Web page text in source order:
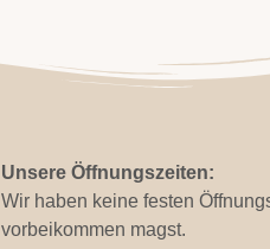
Unsere Öffnungszeiten:
Wir haben keine festen
vorbeikommen magst.